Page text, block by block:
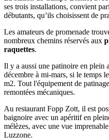
ses trois installations, convient
débutants, qu’ils choisissent de
Les amateurs de promenade
nombreux chemins réservés aux
raquettes.
Il y a aussi une patinoire en plein
décembre à mi-mars, si le temps
m2. Tout l'équipement de
remontées mécaniques.
Au restaurant Fopp Zott, il est
baignoire avec un apéritif en
mélèzes, avec une vue
Luzzone.